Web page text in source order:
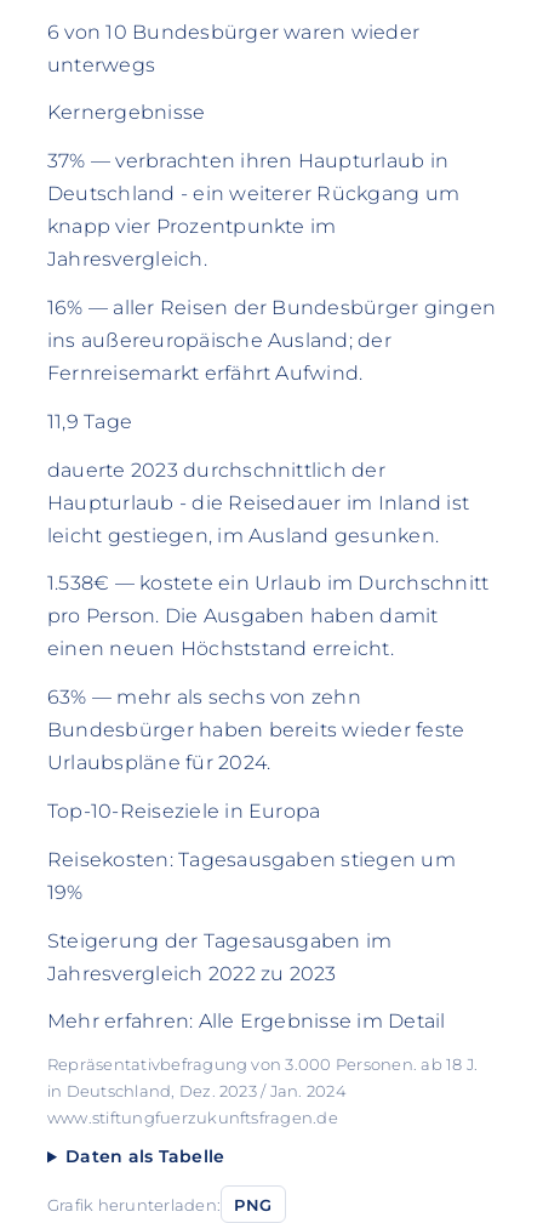
6 von 10 Bundesbürger waren wieder
unterwegs
Kernergebnisse
37% — verbrachten ihren Haupturlaub in
Deutschland - ein weiterer Rückgang um
knapp vier Prozentpunkte im
Jahresvergleich.
16% — aller Reisen der Bundesbürger gingen
ins außereuropäische Ausland; der
Fernreisemarkt erfährt Aufwind.
11,9 Tage
dauerte 2023 durchschnittlich der
Haupturlaub - die Reisedauer im Inland ist
leicht gestiegen, im Ausland gesunken.
1.538€ — kostete ein Urlaub im Durchschnitt
pro Person. Die Ausgaben haben damit
einen neuen Höchststand erreicht.
63% — mehr als sechs von zehn
Bundesbürger haben bereits wieder feste
Urlaubspläne für 2024.
Top-10-Reiseziele in Europa
Reisekosten: Tagesausgaben stiegen um
19%
Steigerung der Tagesausgaben im
Jahresvergleich 2022 zu 2023
Mehr erfahren: Alle Ergebnisse im Detail
Repräsentativbefragung von 3.000 Personen. ab 18 J.
in Deutschland, Dez. 2023 / Jan. 2024
www.stiftungfuerzukunftsfragen.de
Daten als Tabelle
Grafik herunterladen: PNG